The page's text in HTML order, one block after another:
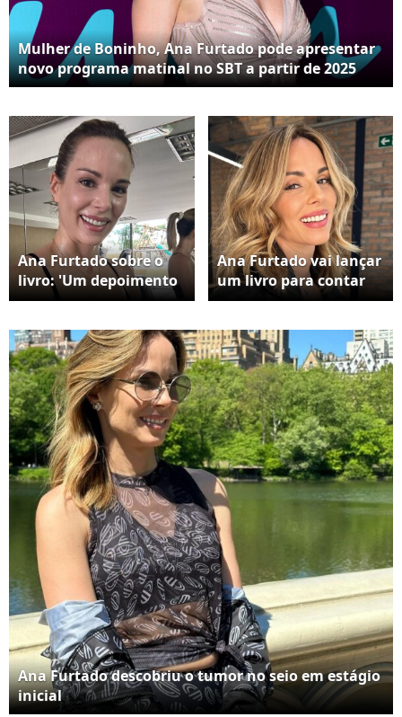
Mulher de Boninho, Ana Furtado pode apresentar
novo programa matinal no SBT a partir de 2025
Ana Furtado sobre o
livro: 'Um depoimento
pessoal pra dividir
desmistificar a doença,
trazer esperança'
Ana Furtado vai lançar
um livro para contar
sobre o tratamento
mama
Ana Furtado descobriu o tumor no seio em estágio
inicial